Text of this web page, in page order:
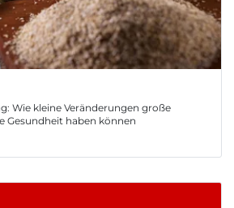
Wie kleine Veränderungen große
Gesundheit haben können